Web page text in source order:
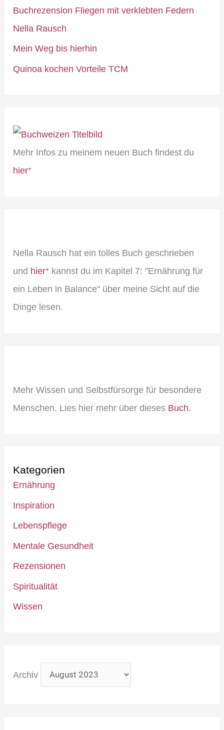
Buchrezension Fliegen mit verklebten Federn
Nella Rausch
Mein Weg bis hierhin
Quinoa kochen Vorteile TCM
Mehr Infos zu meinem neuen Buch findest du
hier*
Nella Rausch hat ein tolles Buch geschrieben
und hier* kannst du im Kapitel 7: "Ernährung für
ein Leben in Balance" über meine Sicht auf die
Dinge lesen.
Mehr Wissen und Selbstfürsorge für besondere
Menschen. Lies hier mehr über dieses Buch.
Kategorien
Ernährung
Inspiration
Lebenspflege
Mentale Gesundheit
Rezensionen
Spiritualität
Wissen
Archiv